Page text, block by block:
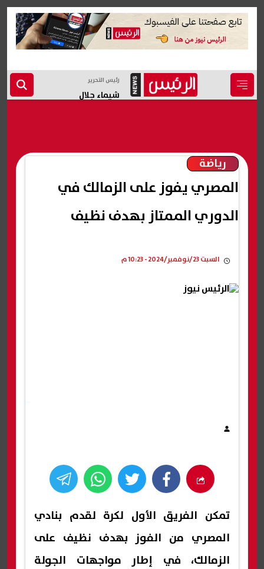
رئيس التحرير
شيماء جلال
رياضة
المصري يفوز على الزمالك في
الدوري الممتاز بهدف نظيف
السبت 23/نوفمبر/2024 - 10:23 م
تمكن الفريق الأول لكرة لقدم بنادي
المصري من الفوز بهدف نظيف على
الزمالك، في إطار مواجهات الجولة